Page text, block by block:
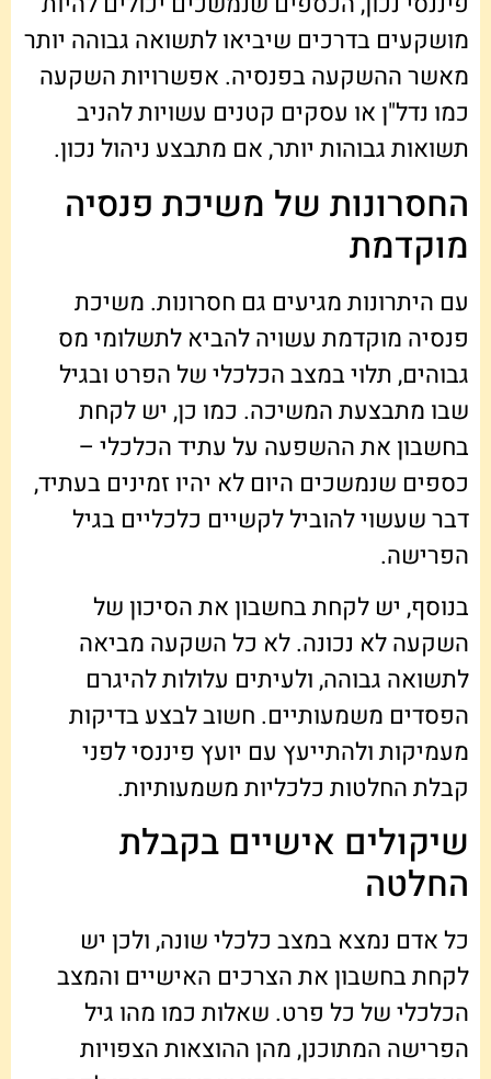
מושקעים בדרכים שיביאו לתשואה גבוהה יותר
מאשר ההשקעה בפנסיה. אפשרויות השקעה
כמו נדל"ן או עסקים קטנים עשויות להניב
תשואות גבוהות יותר, אם מתבצע ניהול נכון.
החסרונות של משיכת פנסיה
מוקדמת
עם היתרונות מגיעים גם חסרונות. משיכת
פנסיה מוקדמת עשויה להביא לתשלומי מס
גבוהים, תלוי במצב הכלכלי של הפרט ובגיל
שבו מתבצעת המשיכה. כמו כן, יש לקחת
בחשבון את ההשפעה על עתיד הכלכלי –
כספים שנמשכים היום לא יהיו זמינים בעתיד,
דבר שעשוי להוביל לקשיים כלכליים בגיל
הפרישה.
בנוסף, יש לקחת בחשבון את הסיכון של
השקעה לא נכונה. לא כל השקעה מביאה
לתשואה גבוהה, ולעיתים עלולות להיגרם
הפסדים משמעותיים. חשוב לבצע בדיקות
מעמיקות ולהתייעץ עם יועץ פיננסי לפני
קבלת החלטות כלכליות משמעותיות.
שיקולים אישיים בקבלת
החלטה
כל אדם נמצא במצב כלכלי שונה, ולכן יש
לקחת בחשבון את הצרכים האישיים והמצב
הכלכלי של כל פרט. שאלות כמו מהו גיל
הפרישה המתוכנן, מהן ההוצאות הצפויות